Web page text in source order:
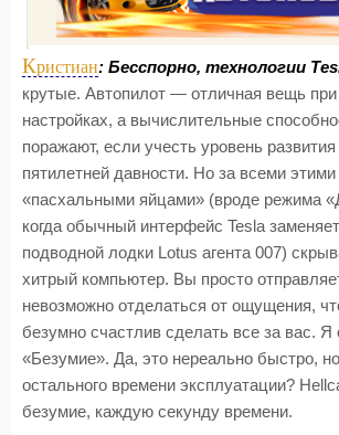
Кристиан: Бесспорно, технологии
крутые. Автопилот — отличная вещь
настройках, а вычислительные
поражают, если учесть уровень
пятилетней давности. Но за всеми
«пасхальными яйцами» (вроде режима
когда обычный интерфейс Tesla
подводной лодки Lotus агента 007)
хитрый компьютер. Вы просто
невозможно отделаться от ощущения,
безумно счастлив сделать все за вас.
«Безумие». Да, это нереально быстро,
остального времени эксплуатации?
безумие, каждую секунду времени.